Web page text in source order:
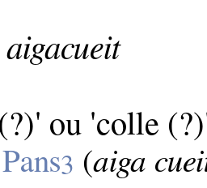
aigacueit
ou 'colle
Pans3 (aiga